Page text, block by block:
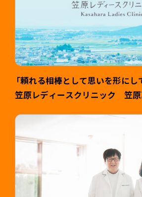
「頼れる相棒として思いを形に
笠原レディースクリニック 笠原